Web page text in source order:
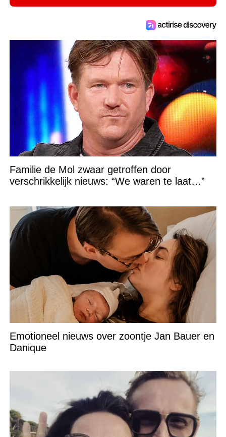
Familie de Mol zwaar getroffen door
verschrikkelijk nieuws: “We waren te laat…”
Emotioneel nieuws over zoontje Jan Bauer en
Danique